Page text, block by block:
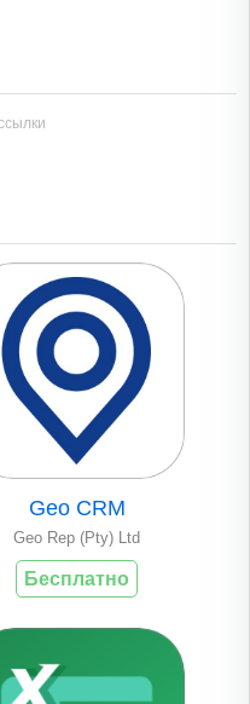
Geo CRM
Geo Rep (Pty) Ltd
Бесплатно